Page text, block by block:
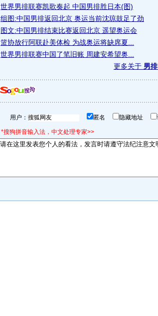
世界男排联赛凯歌奏起 中国男排胜日本(图)
组图:中国男排返回北京 奥运当前沈琼鼓足了劲
图文:中国男排结束比赛返回北京 遥望奥运会
篮协放行阿联赴美体检 为战奥运将缺席夏...
世界男排联赛中国了笔旧账 周建安希望奥...
更多关于 男
用户： 匿名 隐藏地址
*搜狗拼音输入法，中文处理专家>>